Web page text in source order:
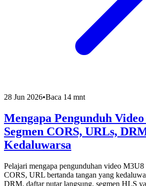
28 Jun 2026•Baca 14 mnt
Mengapa Pengunduh
Segmen CORS, URLs,
Kedaluwarsa
Pelajari mengapa pengunduhan video M3U8
CORS, URL bertanda tangan yang
DRM, daftar putar langsung, segmen HLS